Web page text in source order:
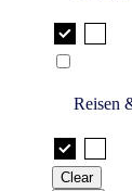
Reisen
Clear